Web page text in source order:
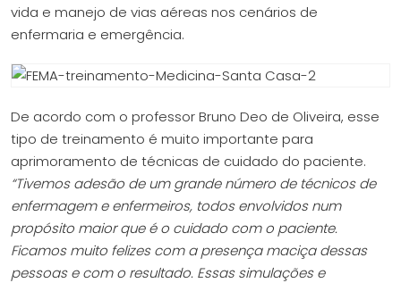
vida e manejo de vias aéreas nos cenários de
enfermaria e emergência.
De acordo com o professor Bruno Deo de Oliveira, esse
tipo de treinamento é muito importante para
aprimoramento de técnicas de cuidado do paciente.
“Tivemos adesão de um grande número de técnicos de
enfermagem e enfermeiros, todos envolvidos num
propósito maior que é o cuidado com o paciente.
Ficamos muito felizes com a presença maciça dessas
pessoas e com o resultado. Essas simulações e